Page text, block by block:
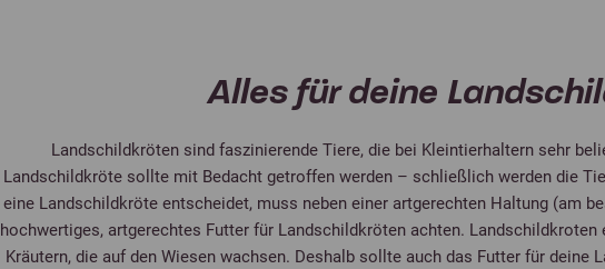
Alles für deine
Landschildkröten sind faszinierende Tiere, die bei Kleintierhaltern sehr
Landschildkröte sollte mit Bedacht getroffen werden – schließlich werden die
eine Landschildkröte entscheidet, muss neben einer artgerechten Haltung (am
hochwertiges, artgerechtes Futter für Landschildkröten achten. Landschildkroten
Kräutern, die auf den Wiesen wachsen. Deshalb sollte auch das Futter für deine